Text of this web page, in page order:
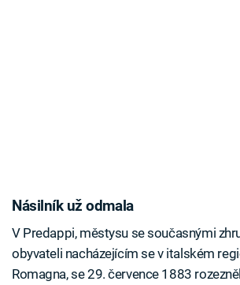
Násilník už odmala
V Predappi, městysu se současnými
obyvateli nacházejícím se v italském
Romagna, se 29. července 1883